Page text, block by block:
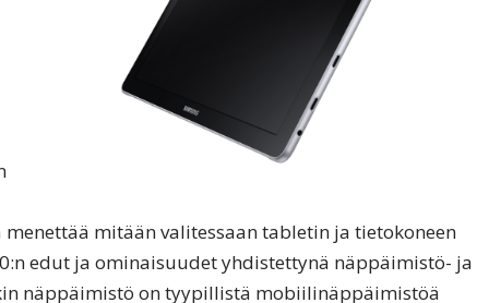
mitään valitessaan tabletin ja tietokoneen
edut ja ominaisuudet yhdistettynä näppäimistö- ja
näppäimistö on tyypillistä mobiilinäppäimistöä